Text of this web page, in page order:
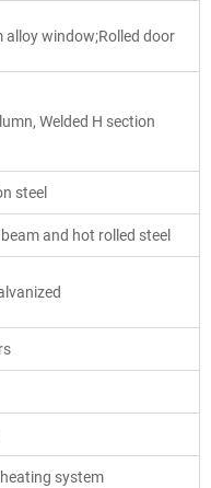
alloy window;Rolled door
Welded H section
steel
and hot rolled steel
system